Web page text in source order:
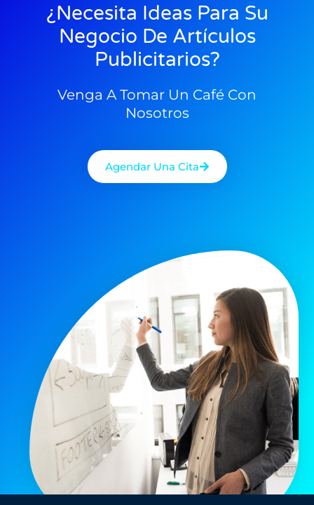
¿Necesita Ideas Para Su
Negocio De Artículos
Publicitarios?
Venga A Tomar Un Café Con
Nosotros
Agendar Una Cita